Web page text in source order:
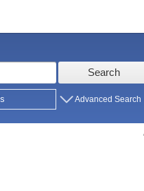
Search
Advanced Search